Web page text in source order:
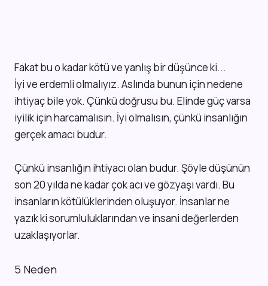
Fakat bu o kadar kötü ve yanlış bir düşünce ki...
İyi ve erdemli olmalıyız. Aslında bunun için nedene
ihtiyaç bile yok. Çünkü doğrusu bu. Elinde güç varsa
iyilik için harcamalısın. İyi olmalısın, çünkü insanlığın
gerçek amacı budur.
Çünkü insanlığın ihtiyacı olan budur. Şöyle düşünün
son 20 yılda ne kadar çok acı ve gözyaşı vardı. Bu
insanların kötülüklerinden oluşuyor. İnsanlar ne
yazık ki sorumluluklarından ve insani değerlerden
uzaklaşıyorlar.
5 Neden